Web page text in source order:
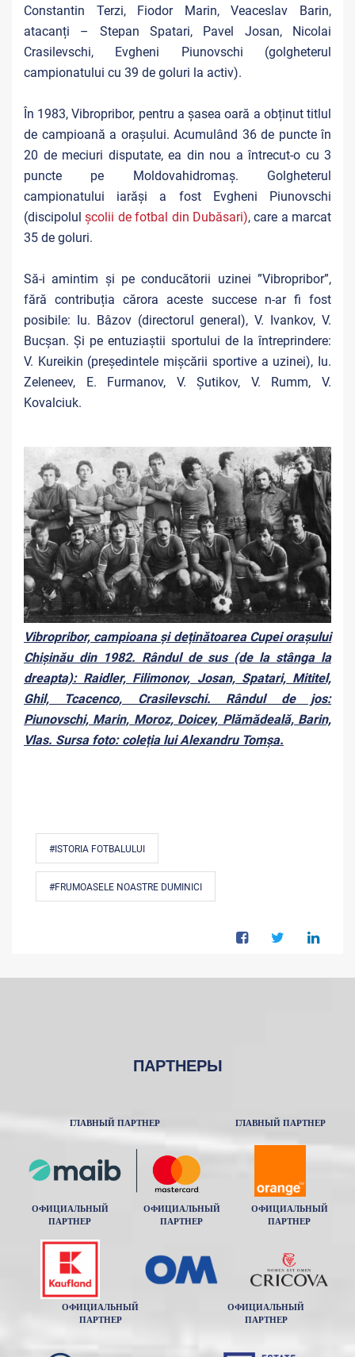
Constantin Terzi, Fiodor Marin, Veaceslav Barin,
atacanți – Stepan Spatari, Pavel Josan, Nicolai
Crasilevschi, Evgheni Piunovschi (golgheterul
campionatului cu 39 de goluri la activ).
În 1983, Vibropribor, pentru a șasea oară a obținut titlul
de campioană a orașului. Acumulând 36 de puncte în
20 de meciuri disputate, ea din nou a întrecut-o cu 3
puncte pe Moldovahidromaș. Golgheterul
campionatului iarăși a fost Evgheni Piunovschi
(discipolulșcolii de fotbal din Dubăsari), care a marcat
35 de goluri.
Să-i amintim și pe conducătorii uzinei ”Vibropribor”,
fără contribuția cărora aceste succese n-ar fi fost
posibile: Iu. Bâzov (directorul general), V. Ivankov, V.
Bucșan. Și pe entuziaștii sportului de la întreprindere:
V. Kureikin (președintele mișcării sportive a uzinei), Iu.
Zeleneev, E. Furmanov, V. Șutikov, V. Rumm, V.
Kovalciuk.
Vibropribor, campioana și deținătoarea Cupei orașului
Chișinău din 1982. Rândul de sus (de la stânga la
dreapta): Raidler, Filimonov, Josan, Spatari, Mititel,
Ghil, Tcacenco, Crasilevschi. Rândul de jos:
Piunovschi, Marin, Moroz, Doicev, Plămădeală, Barin,
Vlas. Sursa foto: coleția lui Alexandru Tomșa.
#ISTORIA FOTBALULUI
#FRUMOASELE NOASTRE DUMINICI
ПАРТНЕРЫ
ГЛАВНЫЙ ПАРТНЕР ГЛАВНЫЙ ПАРТНЕР
ОФИЦИАЛЬНЫЙ
ПАРТНЕР
ОФИЦИАЛЬНЫЙ
ПАРТНЕР
ОФИЦИАЛЬНЫЙ
ПАРТНЕР
ОФИЦИАЛЬНЫЙ
ПАРТНЕР
ОФИЦИАЛЬНЫЙ
ПАРТНЕР